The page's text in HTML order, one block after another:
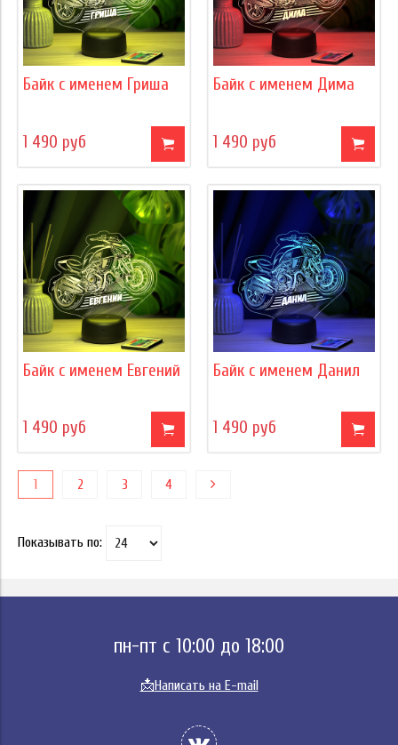
Байк с именем Гриша
1 490 руб
Байк с именем Дима
1 490 руб
Байк с именем Евгений
1 490 руб
Байк с именем Данил
1 490 руб
1 2 3 4
Показывать по:
пн-пт с 10:00 до 18:00
📩Написать на E-mail